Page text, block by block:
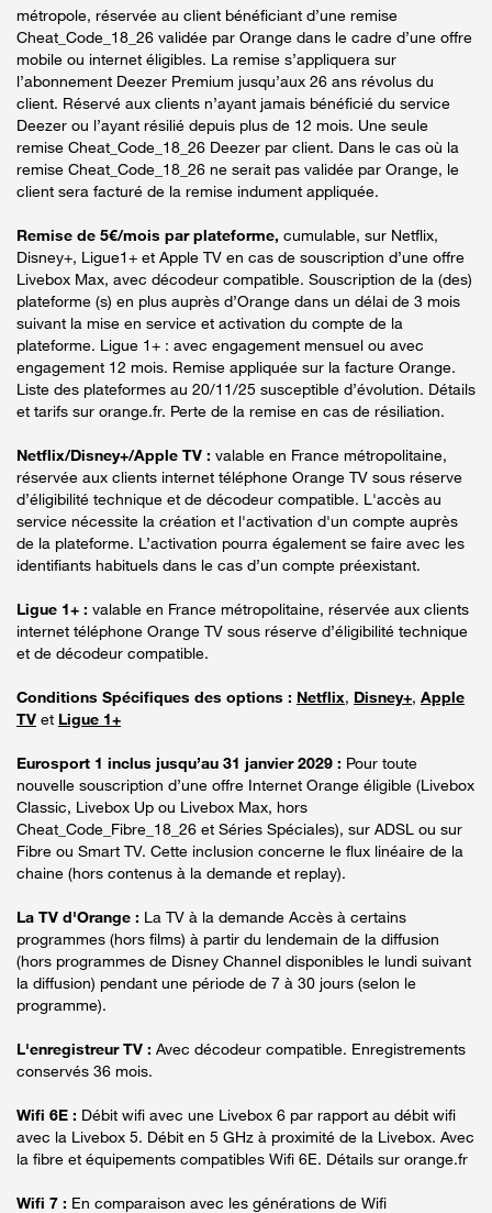
métropole, réservée au client bénéficiant d’une remise
Cheat_Code_18_26 validée par Orange dans le cadre d’une offre
mobile ou internet éligibles. La remise s’appliquera sur
l’abonnement Deezer Premium jusqu’aux 26 ans révolus du
client. Réservé aux clients n’ayant jamais bénéficié du service
Deezer ou l’ayant résilié depuis plus de 12 mois. Une seule
remise Cheat_Code_18_26 Deezer par client. Dans le cas où la
remise Cheat_Code_18_26 ne serait pas validée par Orange, le
client sera facturé de la remise indument appliquée.
Remise de 5€/mois par plateforme, cumulable, sur Netflix,
Disney+, Ligue1+ et Apple TV en cas de souscription d’une offre
Livebox Max, avec décodeur compatible. Souscription de la (des)
plateforme (s) en plus auprès d’Orange dans un délai de 3 mois
suivant la mise en service et activation du compte de la
plateforme. Ligue 1+ : avec engagement mensuel ou avec
engagement 12 mois. Remise appliquée sur la facture Orange.
Liste des plateformes au 20/11/25 susceptible d’évolution. Détails
et tarifs sur orange.fr. Perte de la remise en cas de résiliation.
Netflix/Disney+/Apple TV : valable en France métropolitaine,
réservée aux clients internet téléphone Orange TV sous réserve
d’éligibilité technique et de décodeur compatible. L'accès au
service nécessite la création et l'activation d'un compte auprès
de la plateforme. L’activation pourra également se faire avec les
identifiants habituels dans le cas d’un compte préexistant.
Ligue 1+ : valable en France métropolitaine, réservée aux clients
internet téléphone Orange TV sous réserve d’éligibilité technique
et de décodeur compatible.
Conditions Spécifiques des options : Netflix, Disney+, Apple
TV et Ligue 1+
Eurosport 1 inclus jusqu’au 31 janvier 2029 : Pour toute
nouvelle souscription d’une offre Internet Orange éligible (Livebox
Classic, Livebox Up ou Livebox Max, hors
Cheat_Code_Fibre_18_26 et Séries Spéciales), sur ADSL ou sur
Fibre ou Smart TV. Cette inclusion concerne le flux linéaire de la
chaine (hors contenus à la demande et replay).
La TV d'Orange : La TV à la demande Accès à certains
programmes (hors films) à partir du lendemain de la diffusion
(hors programmes de Disney Channel disponibles le lundi suivant
la diffusion) pendant une période de 7 à 30 jours (selon le
programme).
L'enregistreur TV : Avec décodeur compatible. Enregistrements
conservés 36 mois.
Wifi 6E : Débit wifi avec une Livebox 6 par rapport au débit wifi
avec la Livebox 5. Débit en 5 GHz à proximité de la Livebox. Avec
la fibre et équipements compatibles Wifi 6E. Détails sur orange.fr
Wifi 7 : En comparaison avec les générations de Wifi